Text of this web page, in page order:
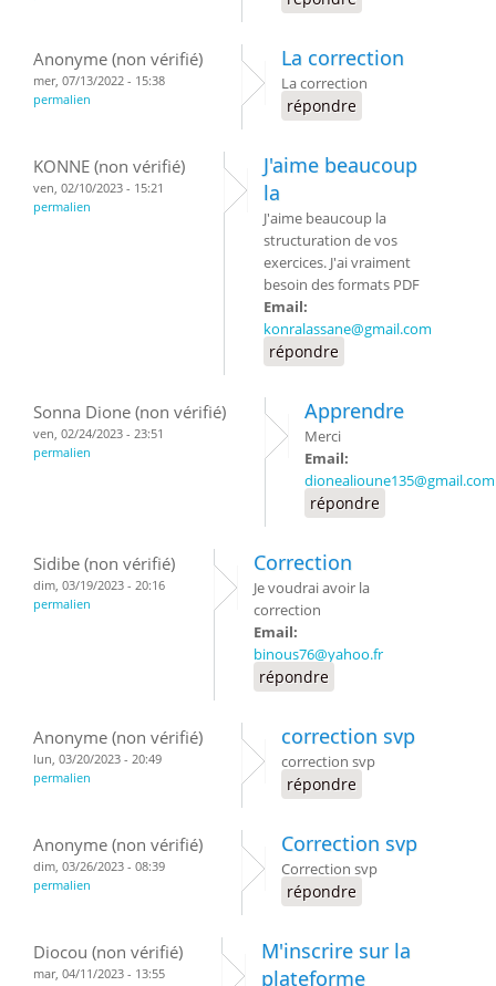
Anonyme (non vérifié)
mer, 07/13/2022 - 15:38
permalien
La correction
La correction
répondre
KONNE (non vérifié)
ven, 02/10/2023 - 15:21
permalien
J'aime beaucoup
la
J'aime beaucoup la
structuration de vos
exercices. J'ai vraiment
besoin des formats PDF
Email:
konralassane@gmail.com
répondre
Sonna Dione (non vérifié)
ven, 02/24/2023 - 23:51
permalien
Apprendre
Merci
Email:
dionealioune135@gmail.com
répondre
Sidibe (non vérifié)
dim, 03/19/2023 - 20:16
permalien
Correction
Je voudrai avoir la
correction
Email:
binous76@yahoo.fr
répondre
Anonyme (non vérifié)
lun, 03/20/2023 - 20:49
permalien
correction svp
correction svp
répondre
Anonyme (non vérifié)
dim, 03/26/2023 - 08:39
permalien
Correction svp
Correction svp
répondre
Diocou (non vérifié)
mar, 04/11/2023 - 13:55
M'inscrire sur la
plateforme